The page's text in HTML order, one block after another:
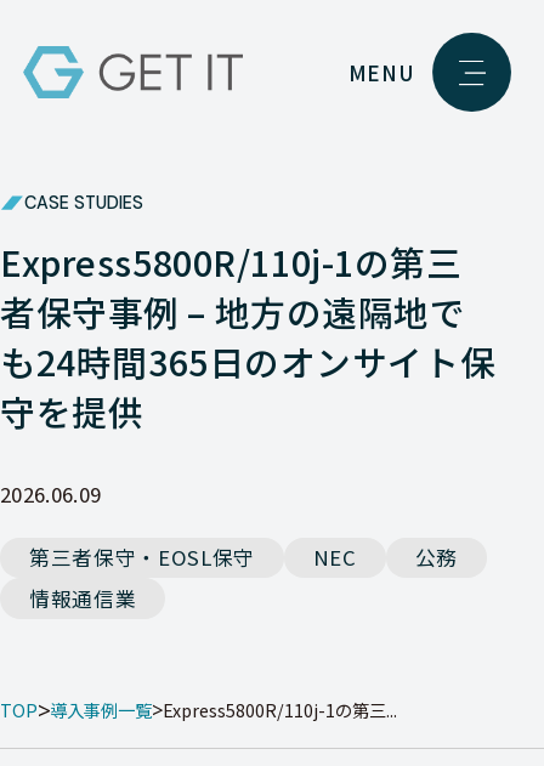
MENU
CASE STUDIES
Express5800R/110j-1の第三
者保守事例 – 地方の遠隔地で
も24時間365日のオンサイト保
守を提供
2026.06.09
第三者保守・EOSL保守 NEC
公務
情報通信業
TOP 導入事例一覧 Express5800R/110j-1の第三...